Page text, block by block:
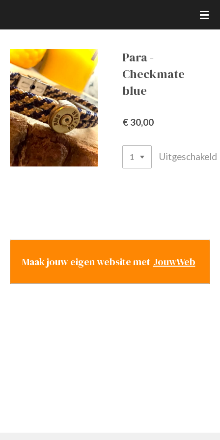
de
hoofdinhoud
Para -
Checkmate
blue
€ 30,00
Uitgeschakeld
Maak jouw eigen website met JouwWeb